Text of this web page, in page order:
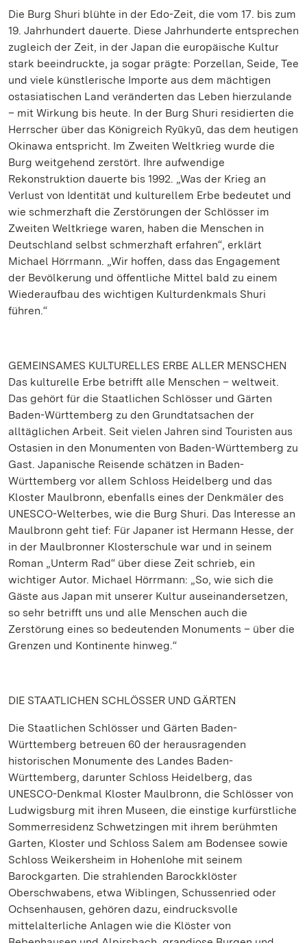
Die Burg Shuri blühte in der Edo-Zeit, die vom 17. bis zum
19. Jahrhundert dauerte. Diese Jahrhunderte entsprechen
zugleich der Zeit, in der Japan die europäische Kultur
stark beeindruckte, ja sogar prägte: Porzellan, Seide, Tee
und viele künstlerische Importe aus dem mächtigen
ostasiatischen Land veränderten das Leben hierzulande
– mit Wirkung bis heute. In der Burg Shuri residierten die
Herrscher über das Königreich Ryūkyū, das dem heutigen
Okinawa entspricht. Im Zweiten Weltkrieg wurde die
Burg weitgehend zerstört. Ihre aufwendige
Rekonstruktion dauerte bis 1992. „Was der Krieg an
Verlust von Identität und kulturellem Erbe bedeutet und
wie schmerzhaft die Zerstörungen der Schlösser im
Zweiten Weltkriege waren, haben die Menschen in
Deutschland selbst schmerzhaft erfahren“, erklärt
Michael Hörrmann. „Wir hoffen, dass das Engagement
der Bevölkerung und öffentliche Mittel bald zu einem
Wiederaufbau des wichtigen Kulturdenkmals Shuri
führen.“
GEMEINSAMES KULTURELLES ERBE ALLER MENSCHEN
Das kulturelle Erbe betrifft alle Menschen – weltweit.
Das gehört für die Staatlichen Schlösser und Gärten
Baden-Württemberg zu den Grundtatsachen der
alltäglichen Arbeit. Seit vielen Jahren sind Touristen aus
Ostasien in den Monumenten von Baden-Württemberg zu
Gast. Japanische Reisende schätzen in Baden-
Württemberg vor allem Schloss Heidelberg und das
Kloster Maulbronn, ebenfalls eines der Denkmäler des
UNESCO-Welterbes, wie die Burg Shuri. Das Interesse an
Maulbronn geht tief: Für Japaner ist Hermann Hesse, der
in der Maulbronner Klosterschule war und in seinem
Roman „Unterm Rad“ über diese Zeit schrieb, ein
wichtiger Autor. Michael Hörrmann: „So, wie sich die
Gäste aus Japan mit unserer Kultur auseinandersetzen,
so sehr betrifft uns und alle Menschen auch die
Zerstörung eines so bedeutenden Monuments – über die
Grenzen und Kontinente hinweg.“
DIE STAATLICHEN SCHLÖSSER UND GÄRTEN
Die Staatlichen Schlösser und Gärten Baden-
Württemberg betreuen 60 der herausragenden
historischen Monumente des Landes Baden-
Württemberg, darunter Schloss Heidelberg, das
UNESCO-Denkmal Kloster Maulbronn, die Schlösser von
Ludwigsburg mit ihren Museen, die einstige kurfürstliche
Sommerresidenz Schwetzingen mit ihrem berühmten
Garten, Kloster und Schloss Salem am Bodensee sowie
Schloss Weikersheim in Hohenlohe mit seinem
Barockgarten. Die strahlenden Barockklöster
Oberschwabens, etwa Wiblingen, Schussenried oder
Ochsenhausen, gehören dazu, eindrucksvolle
mittelalterliche Anlagen wie die Klöster von